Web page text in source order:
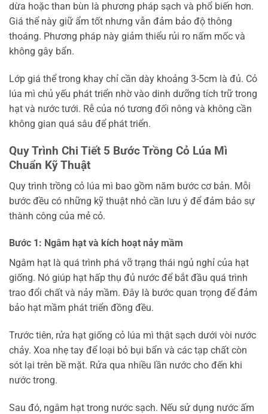
dừa hoặc than bùn là phương pháp sạch và phổ biến hơn.
Giá thể này giữ ẩm tốt nhưng vẫn đảm bảo độ thông
thoáng. Phương pháp này giảm thiểu rủi ro nấm mốc và
không gây bẩn.
Lớp giá thể trong khay chỉ cần dày khoảng 3-5cm là đủ. Cỏ
lúa mì chủ yếu phát triển nhờ vào dinh dưỡng tích trữ trong
hạt và nước tưới. Rễ của nó tương đối nông và không cần
không gian quá sâu để phát triển.
Quy Trình Chi Tiết 5 Bước Trồng Cỏ Lúa Mì
Chuẩn Kỹ Thuật
Quy trình trồng cỏ lúa mì bao gồm năm bước cơ bản. Mỗi
bước đều có những kỹ thuật nhỏ cần lưu ý để đảm bảo sự
thành công của mẻ cỏ.
Bước 1: Ngâm hạt và kích hoạt nảy mầm
Ngâm hạt là quá trình phá vỡ trạng thái ngủ nghỉ của hạt
giống. Nó giúp hạt hấp thụ đủ nước để bắt đầu quá trình
trao đổi chất và nảy mầm. Đây là bước quan trọng để đảm
bảo hạt mầm phát triển đồng đều.
Trước tiên, rửa hạt giống cỏ lúa mì thật sạch dưới vòi nước
chảy. Xoa nhẹ tay để loại bỏ bụi bẩn và các tạp chất còn
sót lại trên bề mặt. Rửa qua nhiều lần nước cho đến khi
nước trong.
Sau đó, ngâm hạt trong nước sạch. Nếu sử dụng nước ấm